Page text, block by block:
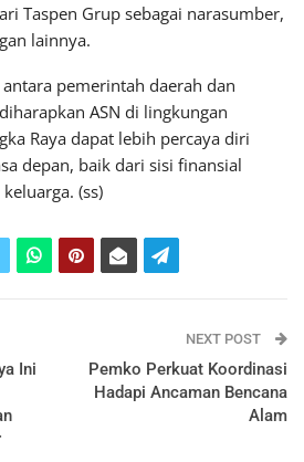
Taspen Grup sebagai narasumber,
lainnya.
pemerintah daerah dan
ASN di lingkungan
Raya dapat lebih percaya diri
depan, baik dari sisi finansial
(ss)
Ini
NEXT POST
Pemko Perkuat Koordinasi
Hadapi Ancaman Bencana
Alam